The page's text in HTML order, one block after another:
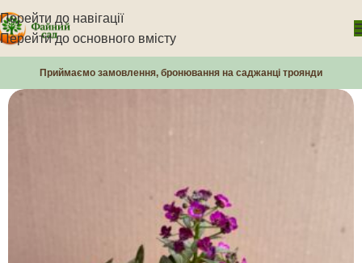
Перейти до навігації
Перейти до основного вмісту
Приймаємо замовлення, бронювання на саджанці троянди